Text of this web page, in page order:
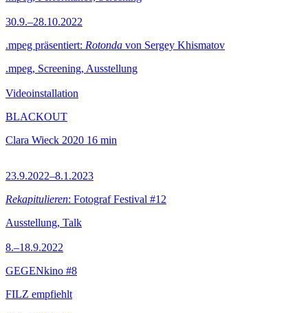
30.9.–28.10.2022
.mpeg präsentiert: Rotonda von Sergey Khismatov
.mpeg, Screening, Ausstellung
Videoinstallation
BLACKOUT
Clara Wieck 2020 16 min
23.9.2022–8.1.2023
Rekapitulieren: Fotograf Festival #12
Ausstellung, Talk
8.–18.9.2022
GEGENkino #8
FILZ empfiehlt